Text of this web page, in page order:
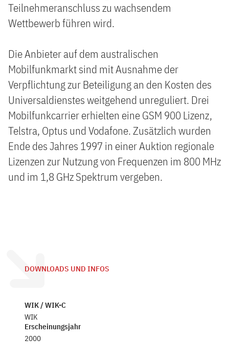
Teilnehmeranschluss zu wachsendem
Wettbewerb führen wird.
Die Anbieter auf dem australischen
Mobilfunkmarkt sind mit Ausnahme der
Verpflichtung zur Beteiligung an den Kosten des
Universaldienstes weitgehend unreguliert. Drei
Mobilfunkcarrier erhielten eine GSM 900 Lizenz,
Telstra, Optus und Vodafone. Zusätzlich wurden
Ende des Jahres 1997 in einer Auktion regionale
Lizenzen zur Nutzung von Frequenzen im 800 MHz
und im 1,8 GHz Spektrum vergeben.
DOWNLOADS UND INFOS
WIK / WIK-C
WIK
Erscheinungsjahr
2000